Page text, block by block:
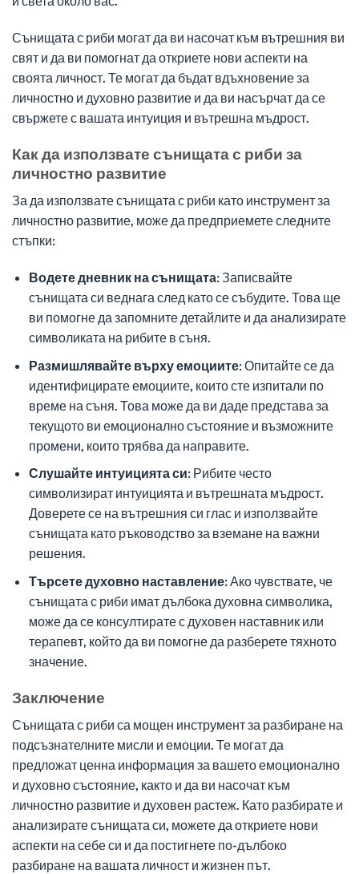
Сънищата с риби могат да ви насочат към вътрешния ви
свят и да ви помогнат да откриете нови аспекти на
своята личност. Те могат да бъдат вдъхновение за
личностно и духовно развитие и да ви насърчат да се
свържете с вашата интуиция и вътрешна мъдрост.
Как да използвате сънищата с риби за
личностно развитие
За да използвате сънищата с риби като инструмент за
личностно развитие, може да предприемете следните
стъпки:
Водете дневник на сънищата:Записвайте
сънищата си веднага след като се събудите. Това ще
ви помогне да запомните детайлите и да анализирате
символиката на рибите в съня.
Размишлявайте върху емоциите:Опитайте се да
идентифицирате емоциите, които сте изпитали по
време на съня. Това може да ви даде представа за
текущото ви емоционално състояние и възможните
промени, които трябва да направите.
Слушайте интуицията си:Рибите често
символизират интуицията и вътрешната мъдрост.
Доверете се на вътрешния си глас и използвайте
сънищата като ръководство за вземане на важни
решения.
Търсете духовно наставление:Ако чувствате, че
сънищата с риби имат дълбока духовна символика,
може да се консултирате с духовен наставник или
терапевт, който да ви помогне да разберете тяхното
значение.
Заключение
Сънищата с риби са мощен инструмент за разбиране на
подсъзнателните мисли и емоции. Те могат да
предложат ценна информация за вашето емоционално
и духовно състояние, както и да ви насочат към
личностно развитие и духовен растеж. Като разбирате и
анализирате сънищата си, можете да откриете нови
аспекти на себе си и да постигнете по-дълбоко
разбиране на вашата личност и жизнен път.